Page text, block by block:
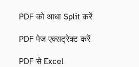
PDF को आधा Split करें
PDF पेज एक्सट्रेक्ट करें
PDF से Excel